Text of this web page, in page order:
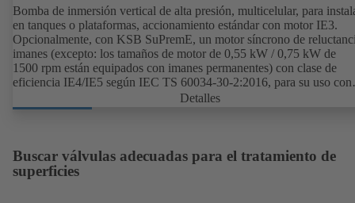
Bomba de inmersión vertical de alta presión, multicelular, para
en tanques o plataformas, accionamiento estándar con motor IE3.
Opcionalmente, con KSB SuPremE, un motor síncrono de
imanes (excepto: los tamaños de motor de 0,55 kW / 0,75 kW de
1500 rpm están equipados con imanes permanentes) con clase de
eficiencia IE4/IE5 según IEC TS 60034-30-2:2016, para su uso con
sistema de regulación de velocidad de los modelos PumpDrive 2 o
PumpDrive 2 Eco de KSB sin sensores de posición del rotor.
Detalles
Buscar válvulas adecuadas para el tratamiento de
superficies